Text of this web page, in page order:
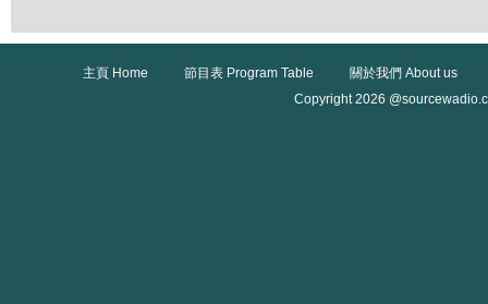
主頁 Home 節目表 Program Table
關於我們 About us
Copyright 2026